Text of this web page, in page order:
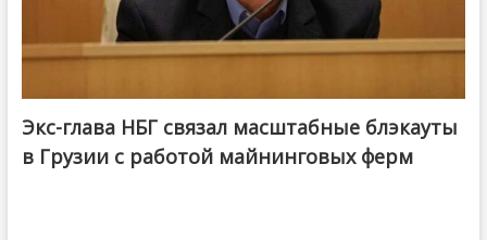
Экс-глава НБГ связал масштабные блэкауты
в Грузии с работой майнинговых ферм